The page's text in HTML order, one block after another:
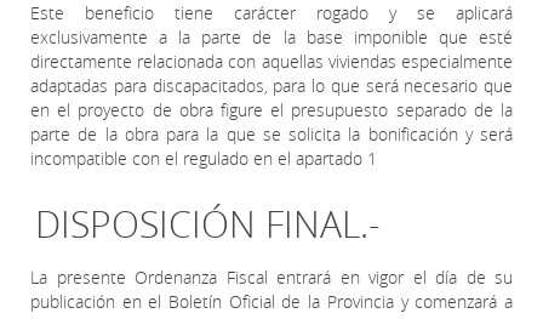
Este beneficio tiene carácter rogado y se aplicará
exclusivamente a la parte de la base imponible que esté
directamente relacionada con aquellas viviendas especialmente
adaptadas para discapacitados, para lo que será necesario que
en el proyecto de obra figure el presupuesto separado de la
parte de la obra para la que se solicita la bonificación y será
incompatible con el regulado en el apartado 1
DISPOSICIÓN FINAL.-
La presente Ordenanza Fiscal entrará en vigor el día de su
publicación en el Boletín Oficial de la Provincia y comenzará a